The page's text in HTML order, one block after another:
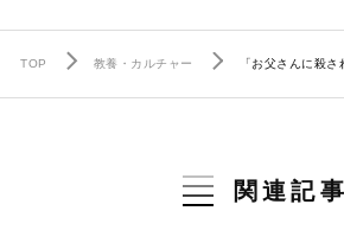
TOP 教養・カルチャー 「お父さんに殺
関連記事